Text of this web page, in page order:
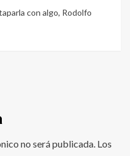
con algo, Rodolfo
no será publicada. Los